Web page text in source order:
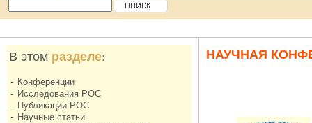
В этом разделе:
- Конференции
- Исследования РОС
- Публикации РОС
- Научные статьи
НАУЧНАЯ